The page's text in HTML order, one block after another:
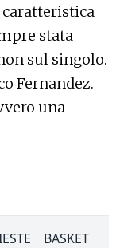
stata
sul singolo.
Fernandez.
una
BASKET